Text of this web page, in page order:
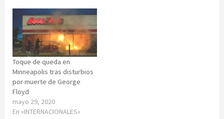
Toque de queda en
Minneapolis tras disturbios
por muerte de George
Floyd
mayo 29, 2020
En «INTERNACIONALES»